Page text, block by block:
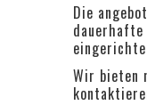
Die
Wir bieten